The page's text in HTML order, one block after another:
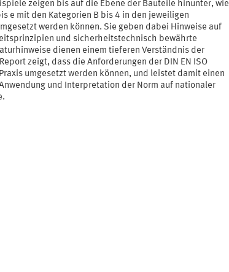
zeigen bis auf die Ebene der Bauteile hinunter, wie
e mit den Kategorien B bis 4 in den jeweiligen
werden können. Sie geben dabei Hinweise auf
und sicherheitstechnisch bewährte
dienen einem tieferen Verständnis der
zeigt, dass die Anforderungen der DIN EN ISO
umgesetzt werden können, und leistet damit einen
und Interpretation der Norm auf nationaler